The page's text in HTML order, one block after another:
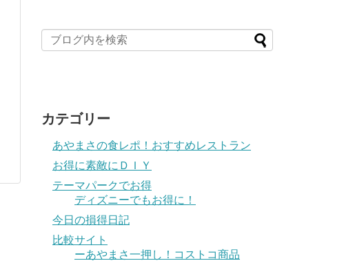
カテゴリー
あやまさの食レポ！おすすめレストラン
お得に素敵にＤＩＹ
テーマパークでお得
ディズニーでもお得に！
今日の損得日記
比較サイト
ーあやまさ一押し！コストコ商品